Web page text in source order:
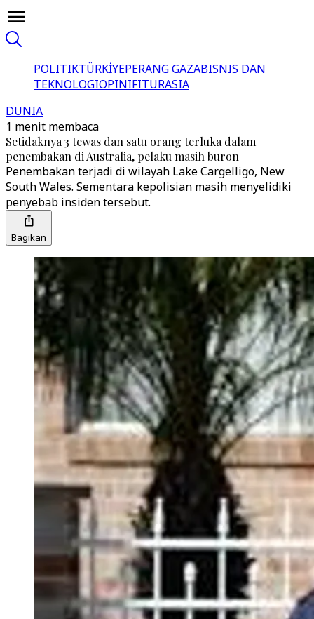
POLITIKTÜRKİYEPERANG GAZABISNIS DAN
TEKNOLOGIOPINIFITURASIA
DUNIA
1 menit membaca
Setidaknya 3 tewas dan satu orang terluka dalam
penembakan di Australia, pelaku masih buron
Penembakan terjadi di wilayah Lake Cargelligo, New
South Wales. Sementara kepolisian masih menyelidiki
penyebab insiden tersebut.
Bagikan